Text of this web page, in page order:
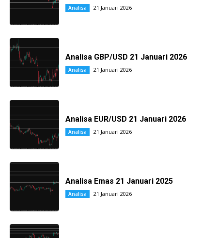
Analisa 21 Januari 2026
Analisa GBP/USD 21 Januari 2026
Analisa 21 Januari 2026
Analisa EUR/USD 21 Januari 2026
Analisa 21 Januari 2026
Analisa Emas 21 Januari 2025
Analisa 21 Januari 2026